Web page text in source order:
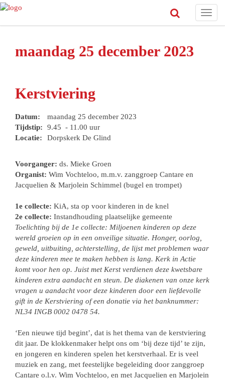
maandag 25 december 2023
Kerstviering
Datum:
maandag 25 december 2023
Tijdstip:
9.45 - 11.00 uur
Locatie:
Dorpskerk De Glind
Voorganger: ds. Mieke Groen
Organist: Wim Vochteloo, m.m.v. zanggroep Cantare en
Jacquelien & Marjolein Schimmel (bugel en trompet)
1e collecte: KiA, sta op voor kinderen in de knel
2e collecte: Instandhouding plaatselijke gemeente
Toelichting bij de 1e collecte: Miljoenen kinderen op deze
wereld groeien op in een onveilige situatie. Honger, oorlog,
geweld, uitbuiting, achterstelling, de lijst met problemen waar
deze kinderen mee te maken hebben is lang. Kerk in Actie
komt voor hen op. Juist met Kerst verdienen deze kwetsbare
kinderen extra aandacht en steun. De diakenen van onze kerk
vragen u aandacht voor deze kinderen door een liefdevolle
gift in de Kerstviering of een donatie via het banknummer:
NL34 INGB 0002 0478 54.
‘Een nieuwe tijd begint’, dat is het thema van de kerstviering
dit jaar. De klokkenmaker helpt ons om ‘bij deze tijd’ te zijn,
en jongeren en kinderen spelen het kerstverhaal. Er is veel
muziek en zang, met feestelijke begeleiding door zanggroep
Cantare o.l.v. Wim Vochteloo, en met Jacquelien en Marjolein